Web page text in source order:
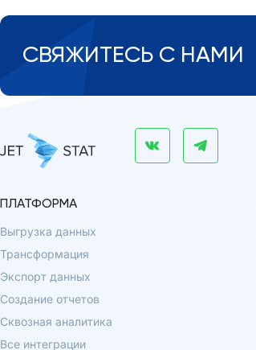
СВЯЖИТЕСЬ С НАМИ
ПЛАТФОРМА
Выгрузка данных
Трансформация
Экспорт данных
Создание отчетов
Сквозная аналитика
Все интеграции